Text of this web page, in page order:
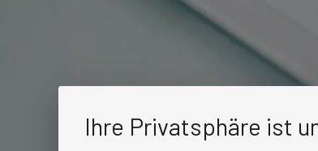
Ihre Privatsphäre ist